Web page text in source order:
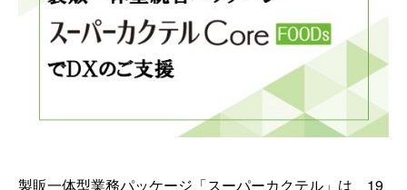
製販一体型業務パッケージ「スーパーカクテル」は、19